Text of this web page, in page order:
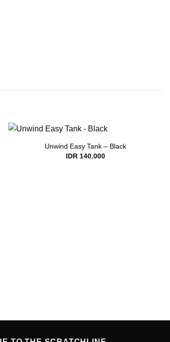
Unwind Easy Tank – Black
IDR 140.000